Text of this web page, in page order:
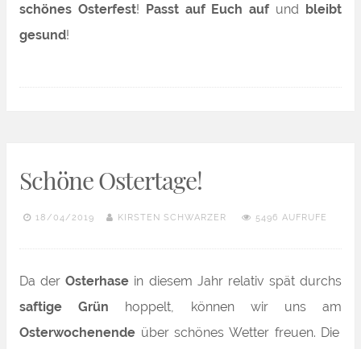
schönes Osterfest! Passt auf Euch aufund bleibt
gesund!
Schöne Ostertage!
18/04/2019 KIRSTEN SCHWARZER 5496 AUFRUFE
Da derOsterhase in diesem Jahr relativ spät durchs
saftige Grün hoppelt, können wir uns am
Osterwochenende über schönes Wetter freuen. Die